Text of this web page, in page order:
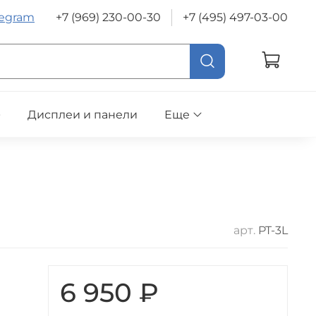
+7 (969) 230-00-30 +7 (495) 497-03-00
Дисплеи и панели Еще
арт. PT-3L
6 950 ₽